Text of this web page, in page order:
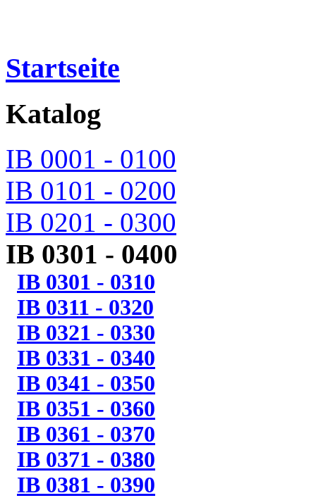
Startseite
Katalog
IB 0001 - 0100
IB 0101 - 0200
IB 0201 - 0300
IB 0301 - 0400
IB 0301 - 0310
IB 0311 - 0320
IB 0321 - 0330
IB 0331 - 0340
IB 0341 - 0350
IB 0351 - 0360
IB 0361 - 0370
IB 0371 - 0380
IB 0381 - 0390